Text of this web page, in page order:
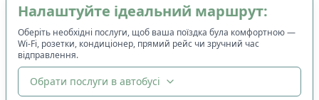
Налаштуйте ідеальний маршрут:
Оберіть необхідні послуги, щоб ваша поїздка була комфортною —
Wi-Fi, розетки, кондиціонер, прямий рейс чи зручний час
відправлення.
Обрати послуги в автобусі